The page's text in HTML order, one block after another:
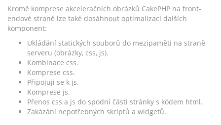
Kromě komprese akceleračních obrázků CakePHP na front-
endové straně lze také dosáhnout optimalizací dalších
komponent:
Ukládání statických souborů do mezipaměti na straně
serveru (obrázky, css, js).
Kombinace css.
Komprese css.
Připojuji se k js.
Komprese js.
Přenos css a js do spodní části stránky s kódem html.
Zakázání nepotřebných skriptů a widgetů.